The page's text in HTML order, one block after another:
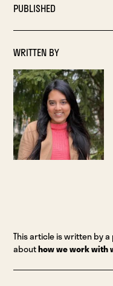
PUBLISHED
WRITTEN BY
This article is written by
abouthow we work with